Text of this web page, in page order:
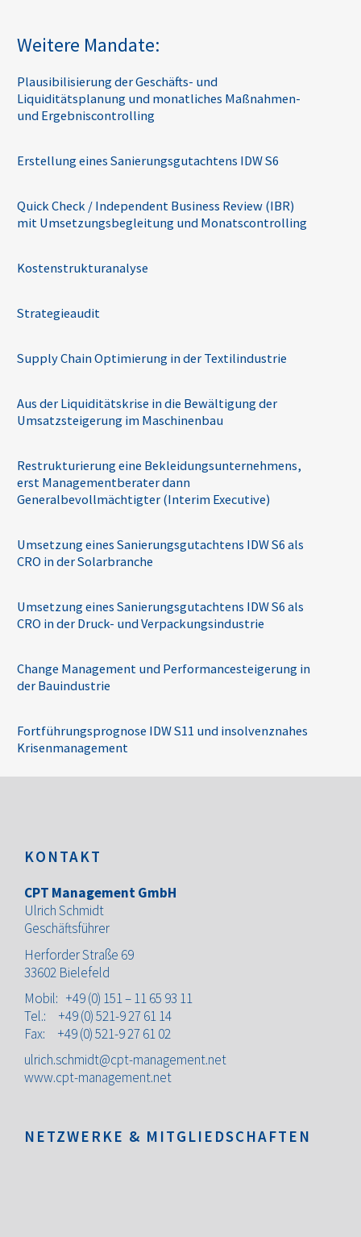
Weitere Mandate:
Plausibilisierung der Geschäfts- und
Liquiditätsplanung und monatliches Maßnahmen-
und Ergebniscontrolling
Erstellung eines Sanierungsgutachtens IDW S6
Quick Check / Independent Business Review (IBR)
mit Umsetzungsbegleitung und Monatscontrolling
Kostenstrukturanalyse
Strategieaudit
Supply Chain Optimierung in der Textilindustrie
Aus der Liquiditätskrise in die Bewältigung der
Umsatzsteigerung im Maschinenbau
Restrukturierung eine Bekleidungsunternehmens,
erst Managementberater dann
Generalbevollmächtigter (Interim Executive)
Umsetzung eines Sanierungsgutachtens IDW S6 als
CRO in der Solarbranche
Umsetzung eines Sanierungsgutachtens IDW S6 als
CRO in der Druck- und Verpackungsindustrie
Change Management und Performancesteigerung in
der Bauindustrie
Fortführungsprognose IDW S11 und insolvenznahes
Krisenmanagement
KONTAKT
CPT Management GmbH
Ulrich Schmidt
Geschäftsführer
Herforder Straße 69
33602 Bielefeld
Mobil: +49 (0) 151 – 11 65 93 11
Tel.: +49 (0) 521-9 27 61 14
Fax: +49 (0) 521-9 27 61 02
ulrich.schmidt@cpt-management.net
www.cpt-management.net
NETZWERKE & MITGLIEDSCHAFTEN